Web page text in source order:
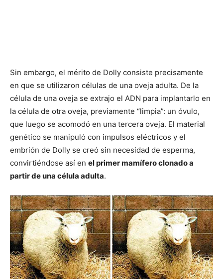
Sin embargo, el mérito de Dolly consiste precisamente
en que se utilizaron células de una oveja adulta. De la
célula de una oveja se extrajo el ADN para implantarlo en
la célula de otra oveja, previamente “limpia”: un óvulo,
que luego se acomodó en una tercera oveja. El material
genético se manipuló con impulsos eléctricos y el
embrión de Dolly se creó sin necesidad de esperma,
convirtiéndose así en el primer mamífero clonado a
partir de una célula adulta.